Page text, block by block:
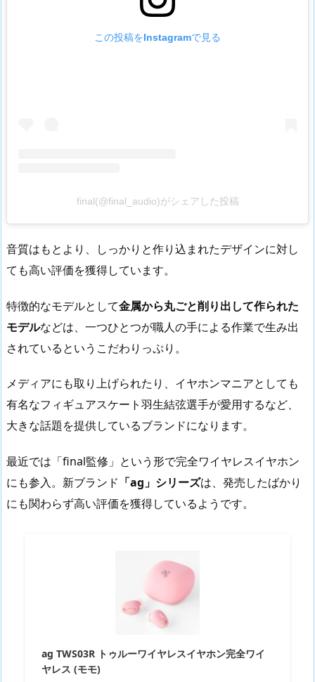
この投稿をInstagramで見る
final(@final_audio)がシェアした投稿
音質はもとより、しっかりと作り込まれたデザインに対し
ても高い評価を獲得しています。
特徴的なモデルとして金属から丸ごと削り出して作られた
モデルなどは、一つひとつが職人の手による作業で生み出
されているというこだわりっぷり。
メディアにも取り上げられたり、イヤホンマニアとしても
有名なフィギュアスケート羽生結弦選手が愛用するなど、
大きな話題を提供しているブランドになります。
最近では「final監修」という形で完全ワイヤレスイヤホン
にも参入。新ブランド 「ag」シリーズは、発売したばかり
にも関わらず高い評価を獲得しているようです。
ag TWS03R トゥルーワイヤレスイヤホン完全ワイ
ヤレス (モモ)